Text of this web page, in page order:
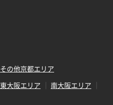
その他京都エリア
東大阪エリア
南大阪エリア